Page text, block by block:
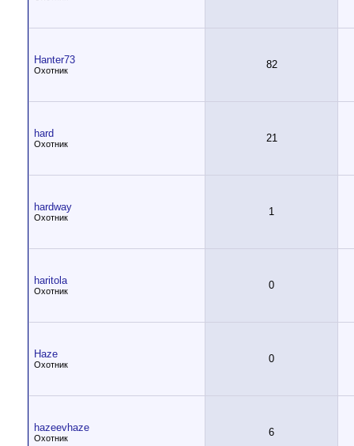
Hanter73
Охотник 82
hard
Охотник 21
hardway
Охотник 1
haritola
Охотник 0
Haze
Охотник 0
hazeevhaze
Охотник 6